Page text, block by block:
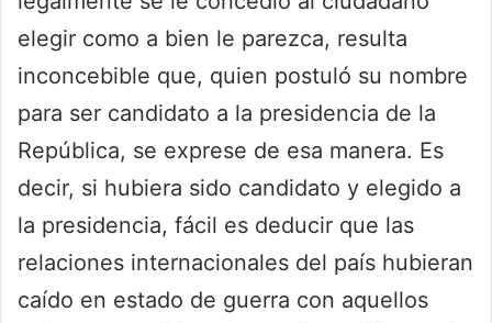
elegir como a bien le parezca, resulta
inconcebible que, quien postuló su nombre
para ser candidato a la presidencia de la
República, se exprese de esa manera. Es
decir, si hubiera sido candidato y elegido a
la presidencia, fácil es deducir que las
relaciones internacionales del país hubieran
caído en estado de guerra con aquellos